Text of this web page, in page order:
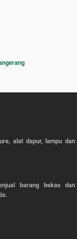
alat dapur, lampu dan
barang bekas dan